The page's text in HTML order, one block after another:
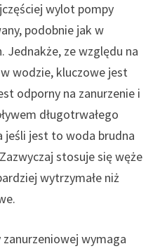
wylot pompy
podobnie jak w
Jednakże, ze względu na
wodzie, kluczowe jest
odporny na zanurzenie i
długotrwałego
jeśli jest to woda brudna
stosuje się węże
wytrzymałe niż
wymaga